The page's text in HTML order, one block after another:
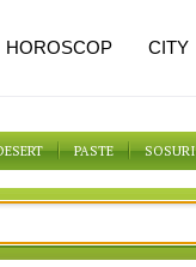
PASTE SOSURI
HOROSCOP CITY